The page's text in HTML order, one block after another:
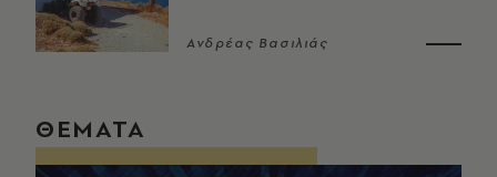
Ανδρέας Βασιλιάς
ΘΕΜΑΤΑ